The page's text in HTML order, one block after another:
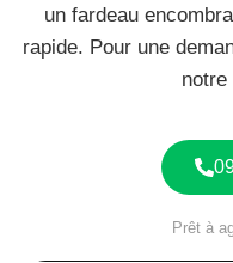
un fardeau
rapide. Pour une
notre
Prêt à